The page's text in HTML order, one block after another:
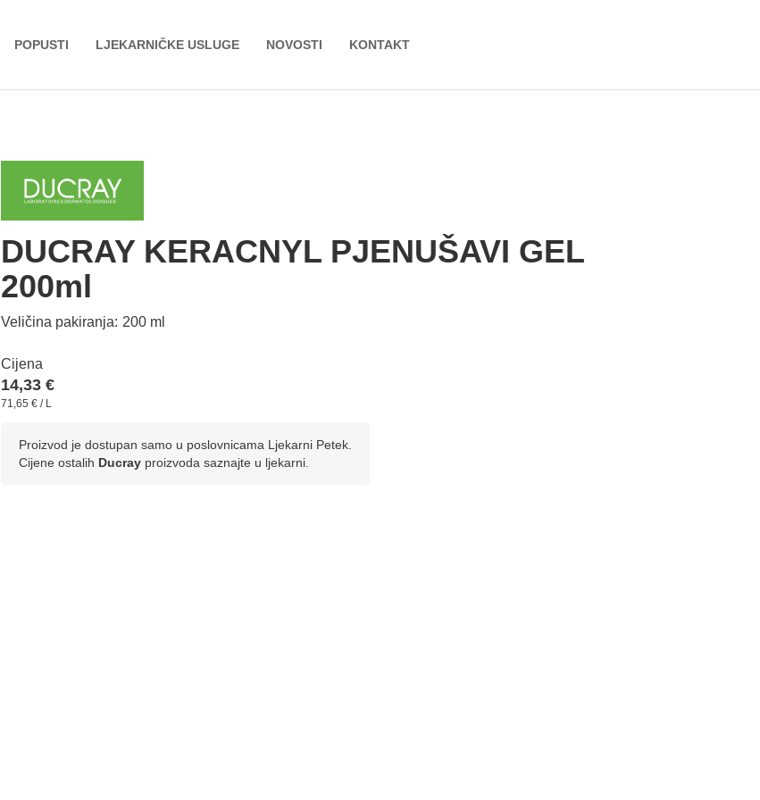
POPUSTI LJEKARNIČKE USLUGE NOVOSTI KONTAKT
DUCRAY KERACNYL PJENUŠAVI GEL
200ml
Veličina pakiranja: 200 ml
Cijena
14,33 €
71,65 € / L
Proizvod je dostupan samo u poslovnicama Ljekarni Petek.
Cijene ostalih Ducray proizvoda saznajte u ljekarni.